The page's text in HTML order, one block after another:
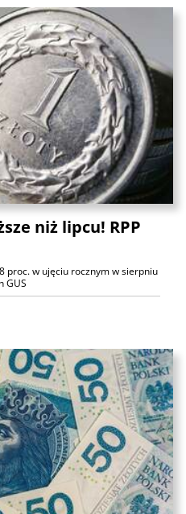
niż lipcu! RPP
proc. w ujęciu rocznym w sierpniu
GUS